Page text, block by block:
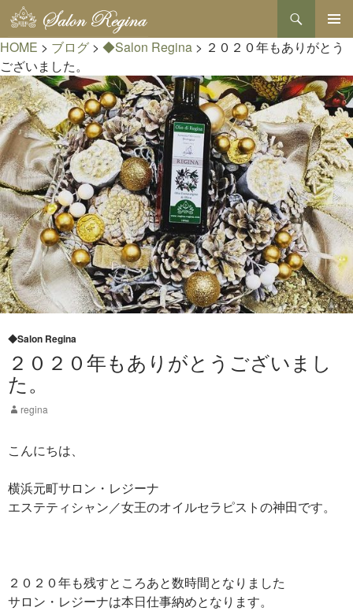
検
索
メインメ
ニュー
ン
ン
ツ
へ
ス
キ
ッ
プ
HOME > ブログ > ◆Salon Regina > ２０２０年もありがとう
ございました。
◆Salon Regina
２０２０年もありがとうございまし
た。
regina
こんにちは、
横浜元町サロン・レジーナ
エステティシャン／女王のオイルセラピストの神田です。
２０２０年も残すところあと数時間となりました
サロン・レジーナは本日仕事納めとなります。